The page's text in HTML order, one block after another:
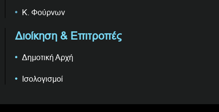
Κ. Φούρνων
Διοίκηση & Επιτροπές
Δημοτική Αρχή
Ισολογισμοί